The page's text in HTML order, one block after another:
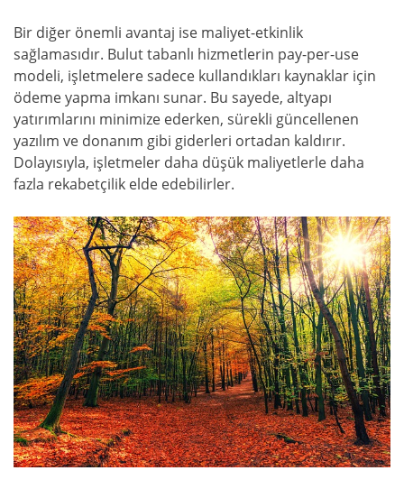
Bir diğer önemli avantaj ise maliyet-etkinlik
sağlamasıdır. Bulut tabanlı hizmetlerin pay-per-use
modeli, işletmelere sadece kullandıkları kaynaklar için
ödeme yapma imkanı sunar. Bu sayede, altyapı
yatırımlarını minimize ederken, sürekli güncellenen
yazılım ve donanım gibi giderleri ortadan kaldırır.
Dolayısıyla, işletmeler daha düşük maliyetlerle daha
fazla rekabetçilik elde edebilirler.